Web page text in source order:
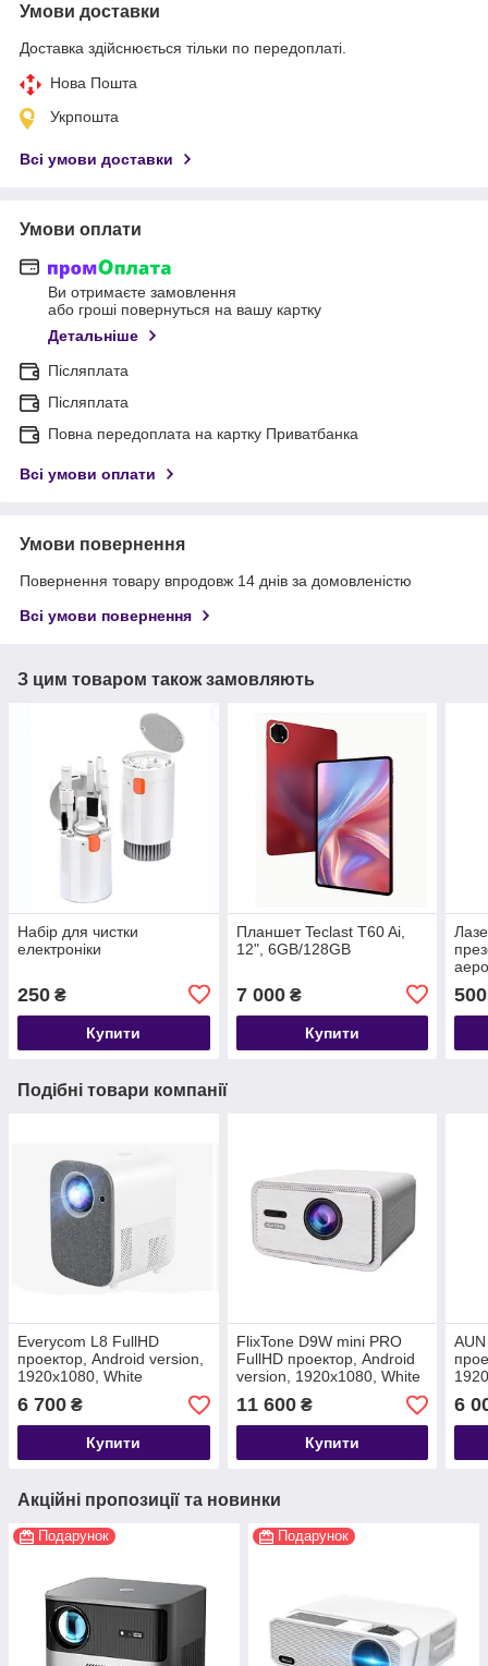
Умови доставки
Доставка здійснюється тільки по передоплаті.
Нова Пошта
Укрпошта
Всі умови доставки
Умови оплати
Ви отримаєте замовлення
або гроші повернуться на вашу картку
Детальніше
Післяплата
Післяплата
Повна передоплата на картку Приватбанка
Всі умови оплати
Умови повернення
Повернення товару впродовж 14 днів за домовленістю
Всі умови повернення
З цим товаром також замовляють
Набір для чистки
електроніки
250 ₴
Купити
Планшет Teclast T60 Ai,
12", 6GB/128GB
7 000₴
Купити
500
Подібні товари компанії
Everycom L8 FullHD
проектор, Android version,
1920х1080, White
6 700 ₴
Купити
FlixTone D9W mini PRO
FullHD проектор, Android
version, 1920х1080, White
11 600₴
Купити
6
Акційні пропозиції та новинки
Подарунок Подарунок